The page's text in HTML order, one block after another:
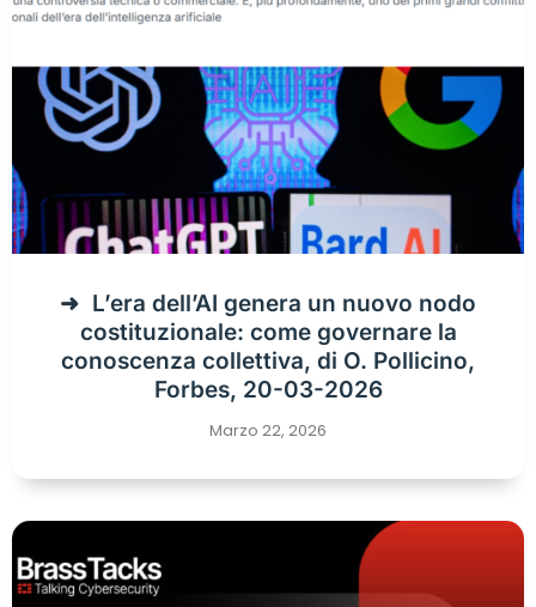
L’era dell’AI genera un nuovo nodo
costituzionale: come governare la
conoscenza collettiva, di O. Pollicino,
Forbes, 20-03-2026
Marzo 22, 2026